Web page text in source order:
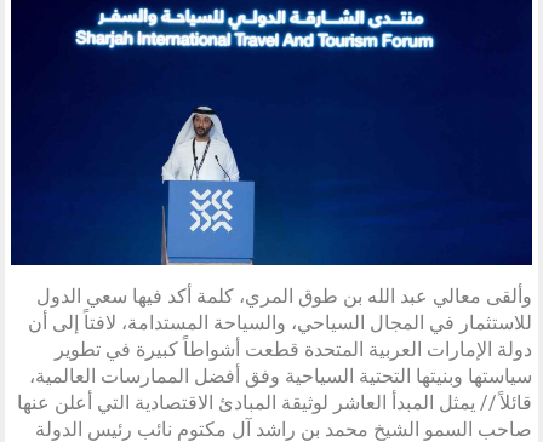
وألقى معالي عبد الله بن طوق المري، كلمة أكد فيها سعي الدول
للاستثمار في المجال السياحي، والسياحة المستدامة، لافتاً إلى أن
دولة الإمارات العربية المتحدة قطعت أشواطاً كبيرة في تطوير
سياستها وبنيتها التحتية السياحية وفق أفضل الممارسات العالمية،
قائلاً // يمثل المبدأ العاشر لوثيقة المبادئ الاقتصادية التي أعلن عنها
صاحب السمو الشيخ محمد بن راشد آل مكتوم نائب رئيس الدولة